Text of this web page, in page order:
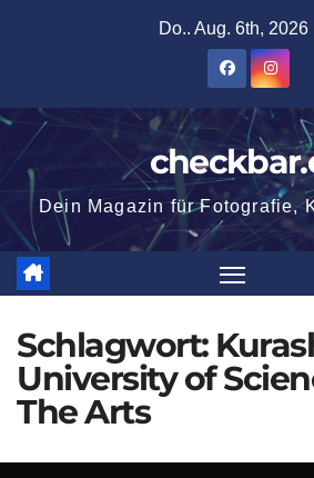
Do.. Aug. 6th, 2026
Dein Magazin für Fotografie,
Schlagwort:
University of
The Arts